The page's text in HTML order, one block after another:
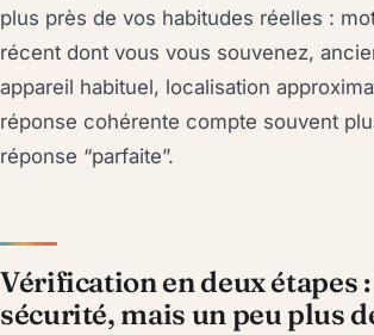
plus près de vos habitudes réelles :
récent dont vous vous souvenez,
appareil habituel, localisation
réponse cohérente compte souvent
réponse “parfaite”.
Vérification en deux étapes
sécurité, mais un peu plus